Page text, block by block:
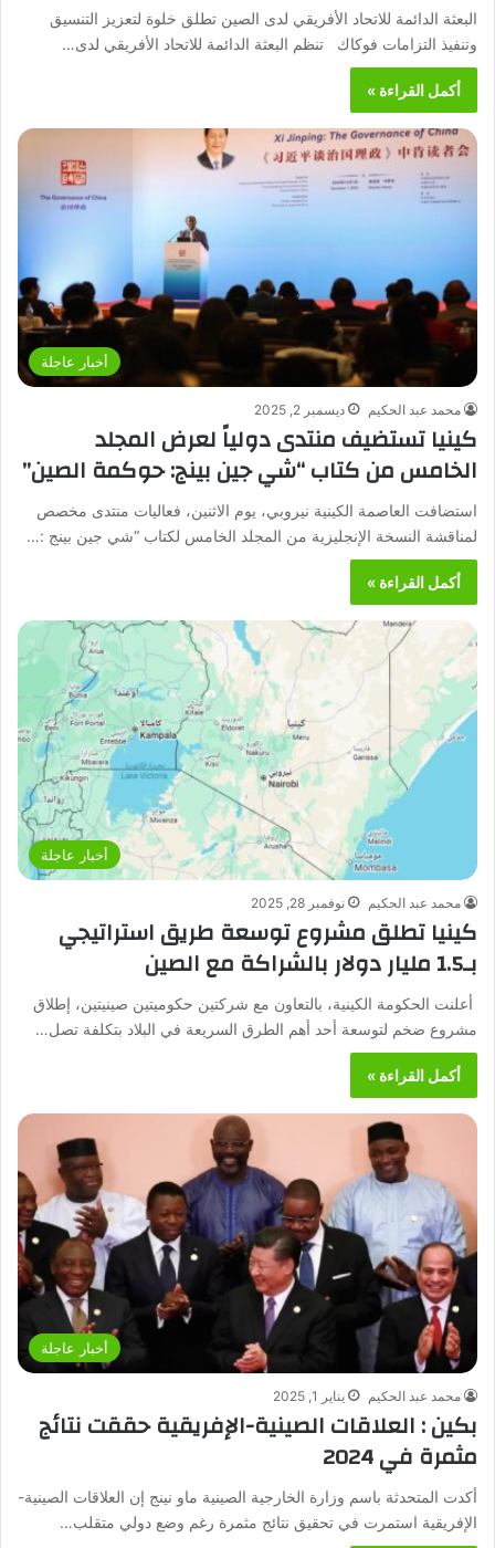
البعثة الدائمة للاتحاد الأفريقي لدى الصين تطلق خلوة لتعزيز التنسيق
وتنفيذ التزامات فوكاك تنظم البعثة الدائمة للاتحاد الأفريقي لدى…
أكمل القراءة »
أخبار عاجلة
محمد عبد الحكيم ديسمبر 2, 2025
كينيا تستضيف منتدى دولياً لعرض المجلد
الخامس من كتاب “شي جين بينج: حوكمة الصين”
استضافت العاصمة الكينية نيروبي، يوم الاثنين، فعاليات منتدى مخصص
لمناقشة النسخة الإنجليزية من المجلد الخامس لكتاب “شي جين بينج :…
أكمل القراءة »
أخبار عاجلة
محمد عبد الحكيم نوفمبر 28, 2025
كينيا تطلق مشروع توسعة طريق استراتيجي
بـ1.5 مليار دولار بالشراكة مع الصين
أعلنت الحكومة الكينية، بالتعاون مع شركتين حكوميتين صينيتين، إطلاق
مشروع ضخم لتوسعة أحد أهم الطرق السريعة في البلاد بتكلفة تصل…
أكمل القراءة »
أخبار عاجلة
محمد عبد الحكيم يناير 1, 2025
بكين : العلاقات الصينية-الإفريقية حققت نتائج
مثمرة في 2024
أكدت المتحدثة باسم وزارة الخارجية الصينية ماو نينج إن العلاقات الصينية-
الإفريقية استمرت في تحقيق نتائج مثمرة رغم وضع دولي متقلب…